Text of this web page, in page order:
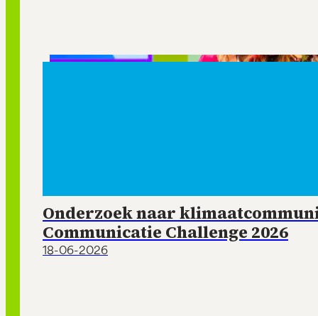
Onderzoek naar
Communicatie Challenge 2026
18-06-2026